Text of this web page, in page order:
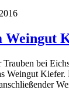
Weingut
bei
Weingut Kiefer.